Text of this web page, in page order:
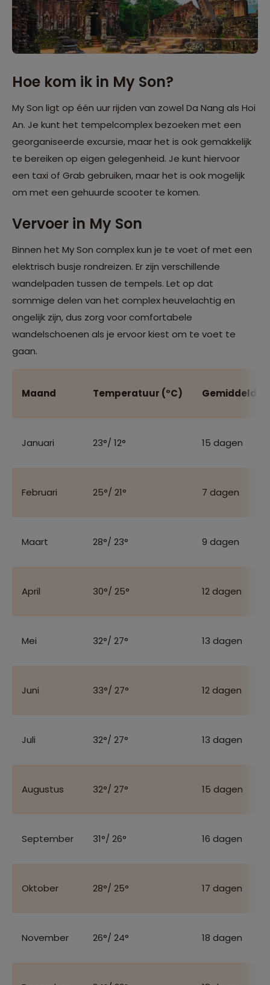
Hoe kom ik in My Son?
My Son ligt op één uur rijden van zowel Da Nang als Hoi
An. Je kunt het tempelcomplex bezoeken met een
georganiseerde excursie, maar het is ook gemakkelijk
te bereiken op eigen gelegenheid. Je kunt hiervoor
een taxi of Grab gebruiken, maar het is ook mogelijk
om met een gehuurde scooter te komen.
Vervoer in My Son
Binnen het My Son complex kun je te voet of met een
elektrisch busje rondreizen. Er zijn verschillende
wandelpaden tussen de tempels. Let op dat
sommige delen van het complex heuvelachtig en
ongelijk zijn, dus zorg voor comfortabele
wandelschoenen als je ervoor kiest om te voet te
gaan.
Maand Temperatuur (°C) Gemiddeld
Januari 23°/ 12° 15 dagen
Februari 25°/ 21° 7 dagen
Maart 28°/ 23° 9 dagen
April 30°/ 25° 12 dagen
Mei 32°/ 27° 13 dagen
Juni 33°/ 27° 12 dagen
Juli 32°/ 27° 13 dagen
Augustus 32°/ 27° 15 dagen
September 31°/ 26° 16 dagen
Oktober 28°/ 25° 17 dagen
November 26°/ 24° 18 dagen